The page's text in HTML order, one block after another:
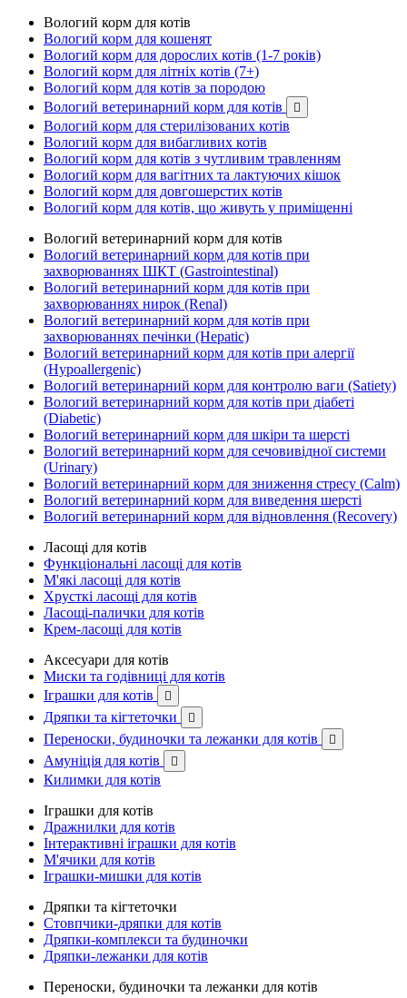
Вологий корм для котів
Вологий корм для кошенят
Вологий корм для дорослих котів (1-7 років)
Вологий корм для літніх котів (7+)
Вологий корм для котів за породою
Вологий ветеринарний корм для котів

Вологий корм для стерилізованих котів
Вологий корм для вибагливих котів
Вологий корм для котів з чутливим травленням
Вологий корм для вагітних та лактуючих кішок
Вологий корм для довгошерстих котів
Вологий корм для котів, що живуть у приміщенні
Вологий ветеринарний корм для котів
Вологий ветеринарний корм для котів при
захворюваннях ШКТ (Gastrointestinal)
Вологий ветеринарний корм для котів при
захворюваннях нирок (Renal)
Вологий ветеринарний корм для котів при
захворюваннях печінки (Hepatic)
Вологий ветеринарний корм для котів при алергії
(Hypoallergenic)
Вологий ветеринарний корм для контролю ваги (Satiety)
Вологий ветеринарний корм для котів при діабеті
(Diabetic)
Вологий ветеринарний корм для шкіри та шерсті
Вологий ветеринарний корм для сечовивідної системи
(Urinary)
Вологий ветеринарний корм для зниження стресу (Calm)
Вологий ветеринарний корм для виведення шерсті
Вологий ветеринарний корм для відновлення (Recovery)
Ласощі для котів
Функціональні ласощі для котів
М'які ласощі для котів
Хрусткі ласощі для котів
Ласощі-палички для котів
Крем-ласощі для котів
Аксесуари для котів
Миски та годівниці для котів
Іграшки для котів

Дряпки та кігтеточки 
Переноски, будиночки та лежанки для котів 
Амуніція для котів 
Килимки для котів
Іграшки для котів
Дражнилки для котів
Інтерактивні іграшки для котів
М'ячики для котів
Іграшки-мишки для котів
Дряпки та кігтеточки
Стовпчики-дряпки для котів
Дряпки-комплекси та будиночки
Дряпки-лежанки для котів
Переноски, будиночки та лежанки для котів